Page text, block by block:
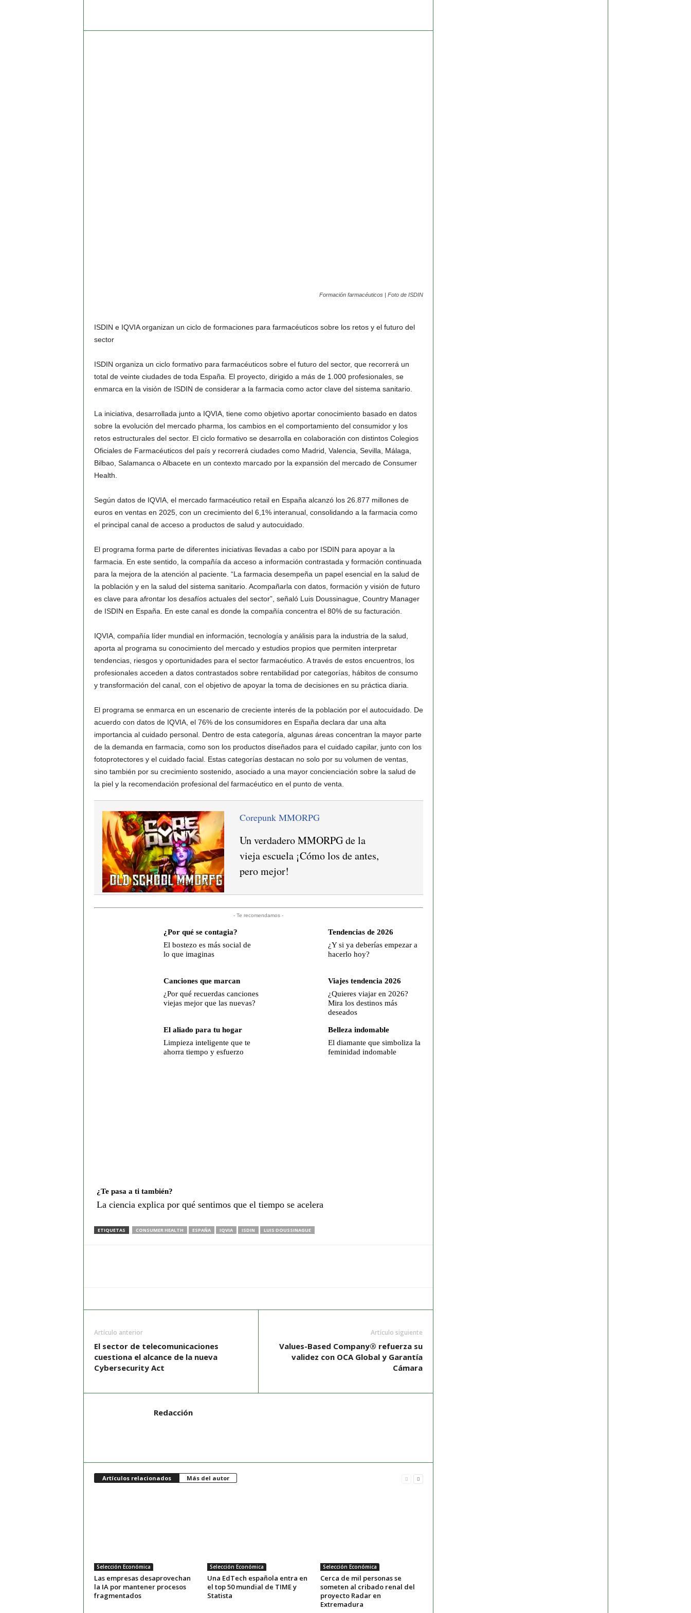
Formación farmacéuticos | Foto de ISDIN
ISDIN e IQVIA organizan un ciclo de formaciones para farmacéuticos sobre los retos y el futuro del
sector
ISDIN organiza un ciclo formativo para farmacéuticos sobre el futuro del sector, que recorrerá un
total de veinte ciudades de toda España. El proyecto, dirigido a más de 1.000 profesionales, se
enmarca en la visión de ISDIN de considerar a la farmacia como actor clave del sistema sanitario.
La iniciativa, desarrollada junto a IQVIA, tiene como objetivo aportar conocimiento basado en datos
sobre la evolución del mercado pharma, los cambios en el comportamiento del consumidor y los
retos estructurales del sector. El ciclo formativo se desarrolla en colaboración con distintos Colegios
Oficiales de Farmacéuticos del país y recorrerá ciudades como Madrid, Valencia, Sevilla, Málaga,
Bilbao, Salamanca o Albacete en un contexto marcado por la expansión del mercado de Consumer
Health.
Según datos de IQVIA, el mercado farmacéutico retail en España alcanzó los 26.877 millones de
euros en ventas en 2025, con un crecimiento del 6,1% interanual, consolidando a la farmacia como
el principal canal de acceso a productos de salud y autocuidado.
El programa forma parte de diferentes iniciativas llevadas a cabo por ISDIN para apoyar a la
farmacia. En este sentido, la compañía da acceso a información contrastada y formación continuada
para la mejora de la atención al paciente. “La farmacia desempeña un papel esencial en la salud de
la población y en la salud del sistema sanitario. Acompañarla con datos, formación y visión de futuro
es clave para afrontar los desafíos actuales del sector”, señaló Luis Doussinague, Country Manager
de ISDIN en España. En este canal es donde la compañía concentra el 80% de su facturación.
IQVIA, compañía líder mundial en información, tecnología y análisis para la industria de la salud,
aporta al programa su conocimiento del mercado y estudios propios que permiten interpretar
tendencias, riesgos y oportunidades para el sector farmacéutico. A través de estos encuentros, los
profesionales acceden a datos contrastados sobre rentabilidad por categorías, hábitos de consumo
y transformación del canal, con el objetivo de apoyar la toma de decisiones en su práctica diaria.
El programa se enmarca en un escenario de creciente interés de la población por el autocuidado. De
acuerdo con datos de IQVIA, el 76% de los consumidores en España declara dar una alta
importancia al cuidado personal. Dentro de esta categoría, algunas áreas concentran la mayor parte
de la demanda en farmacia, como son los productos diseñados para el cuidado capilar, junto con los
fotoprotectores y el cuidado facial. Estas categorías destacan no solo por su volumen de ventas,
sino también por su crecimiento sostenido, asociado a una mayor concienciación sobre la salud de
la piel y la recomendación profesional del farmacéutico en el punto de venta.
Corepunk MMORPG
Un verdadero MMORPG de la
vieja escuela ¡Cómo los de antes,
pero mejor!
- Te recomendamos -
¿Por qué se contagia?
El bostezo es más social de
lo que imaginas
Tendencias de 2026
¿Y si ya deberías empezar a
hacerlo hoy?
Canciones que marcan
¿Por qué recuerdas canciones
viejas mejor que las nuevas?
Viajes tendencia 2026
¿Quieres viajar en 2026?
Mira los destinos más
deseados
El aliado para tu hogar
Limpieza inteligente que te
ahorra tiempo y esfuerzo
Belleza indomable
El diamante que simboliza la
feminidad indomable
¿Te pasa a ti también?
La ciencia explica por qué sentimos que el tiempo se acelera
ETIQUETAS CONSUMER HEALTH ESPAÑA IQVIA ISDIN LUIS DOUSSINAGUE
Artículo anterior
El sector de telecomunicaciones
cuestiona el alcance de la nueva
Cybersecurity Act
Artículo siguiente
Values-Based Company® refuerza su
validez con OCA Global y Garantía
Cámara
Redacción
Artículos relacionados Más del autor
Selección Económica
Las empresas desaprovechan
la IA por mantener procesos
fragmentados
Selección Económica
Una EdTech española entra en
el top 50 mundial de TIME y
Statista
Selección Económica
Cerca de mil personas se
someten al cribado renal del
proyecto Radar en
Extremadura